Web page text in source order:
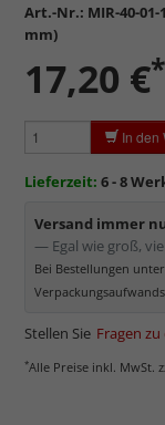
Standardglas
Formstabil,
sowiekratzfest.
werden kann.
Schutz des
Normalglas
Bereich der
kommt. Für Bilder
Museumsglas.
Art.-Nr.: MIR-40-01-
mm)
17,20 €*
In den
Lieferzeit: 6 - 8
Versand immer
— Egal wie groß,
Bei Bestellungen
Stellen Sie Fragen
*Alle Preise inkl. MwSt.